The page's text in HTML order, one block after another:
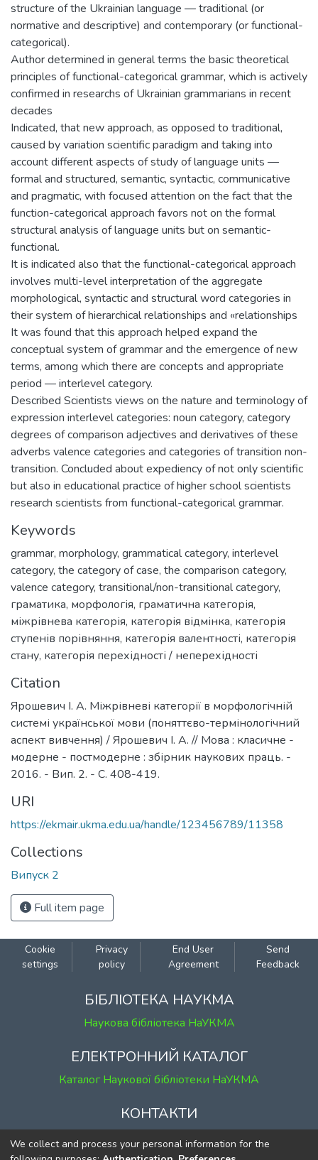
structure of the Ukrainian language — traditional (or
normative and descriptive) and contemporary (or functional-
categorical).
Author determined in general terms the basic theoretical
principles of functional-categorical grammar, which is actively
confirmed in researchs of Ukrainian grammarians in recent
decades
Indicated, that new approach, as opposed to traditional,
caused by variation scientific paradigm and taking into
account different aspects of study of language units —
formal and structured, semantic, syntactic, communicative
and pragmatic, with focused attention on the fact that the
function-categorical approach favors not on the formal
structural analysis of language units but on semantic-
functional.
It is indicated also that the functional-categorical approach
involves multi-level interpretation of the aggregate
morphological, syntactic and structural word categories in
their system of hierarchical relationships and «relationships
It was found that this approach helped expand the
conceptual system of grammar and the emergence of new
terms, among which there are concepts and appropriate
period — interlevel category.
Described Scientists views on the nature and terminology of
expression interlevel categories: noun category, category
degrees of comparison adjectives and derivatives of these
adverbs valence categories and categories of transition non-
transition. Concluded about expediency of not only scientific
but also in educational practice of higher school scientists
research scientists from functional-categorical grammar.
Keywords
grammar, morphology, grammatical category, interlevel
category, the category of case, the comparison category,
valence category, transitional/non-transitional category,
граматика, морфологія, граматична категорія,
міжрівнева категорія, категорія відмінка, категорія
ступенів порівняння, категорія валентності, категорія
стану, категорія перехідності / неперехідності
Citation
Ярошевич І. А. Міжрівневі категорії в морфологічній
системі української мови (поняттєво-термінологічний
аспект вивчення) / Ярошевич І. А. // Мова : класичне -
модерне - постмодерне : збірник наукових праць. -
2016. - Вип. 2. - С. 408-419.
URI
https://ekmair.ukma.edu.ua/handle/123456789/11358
Collections
Випуск 2
Full item page
Cookie
settings
Privacy
policy
End User
Agreement
Send
Feedback
БІБЛІОТЕКА НАУКМА
Наукова бібліотека НаУКМА
ЕЛЕКТРОННИЙ КАТАЛОГ
Каталог Наукової бібліотеки НаУКМА
КОНТАКТИ
м. Київ, вул. Григорія Сковороди, 2
к. 1, к. 120
We collect and process your personal information for the